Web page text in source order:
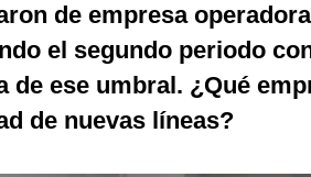
de empresa
el segundo periodo
de ese umbral. ¿Qué
de nuevas líneas?